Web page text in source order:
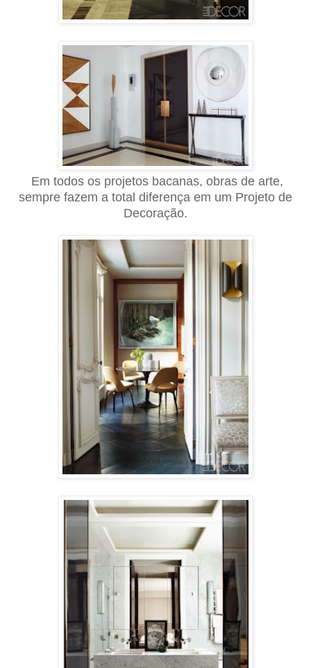
Em todos os projetos bacanas, obras de arte,
sempre fazem a total diferença em um Projeto de
Decoração.